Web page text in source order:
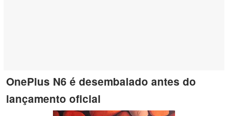
OnePlus N6 é desembalado antes do
lançamento oficial